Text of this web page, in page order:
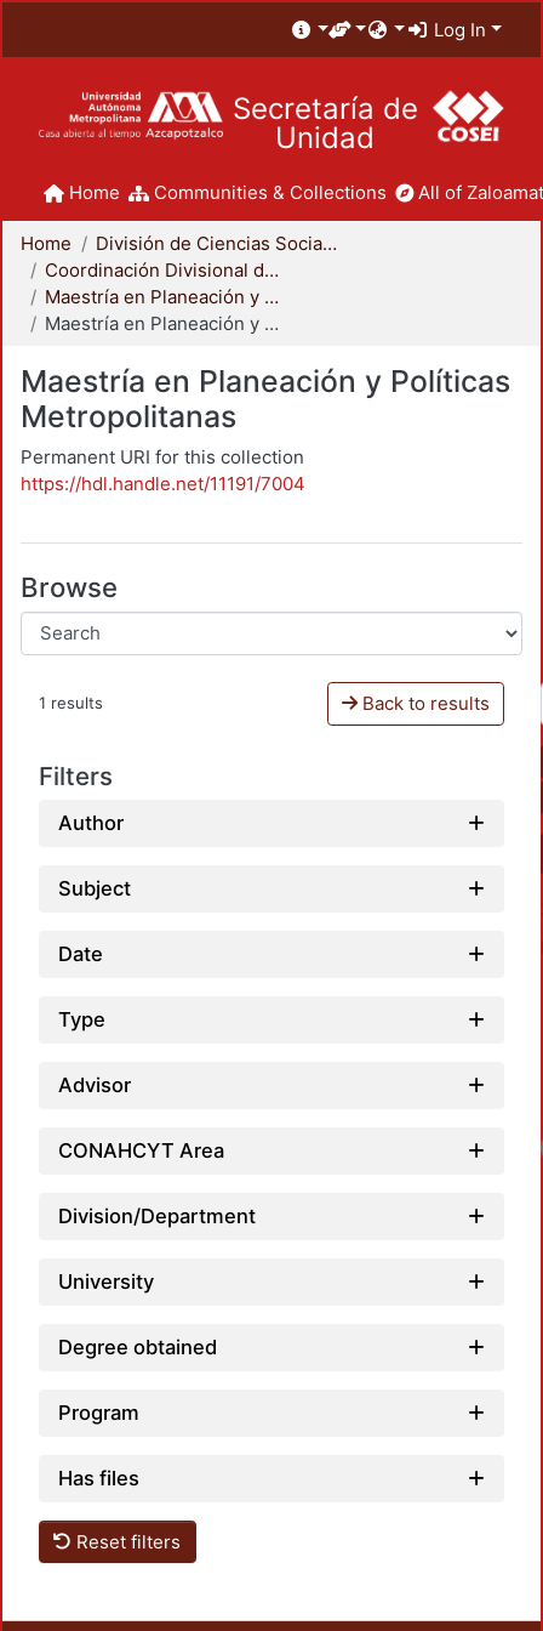
Log In
Secretaría de
Unidad
Home Communities & Collections All of
Home
División de Ciencias Sociales y Humanidades
Coordinación Divisional de Posgrado
Maestría en Planeación y Políticas Metropolitanas
Maestría en Planeación y Políticas Metropolitanas
Maestría en Planeación y Políticas
Metropolitanas
Permanent URI for this collection
https://hdl.handle.net/11191/7004
Browse
1 results Back to results
Filters
Author
Subject
Date
Type
Advisor
CONAHCYT Area
Division/Department
University
Degree obtained
Program
Has files
Reset filters